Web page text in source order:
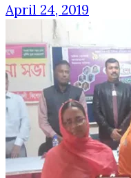
April 24, 2019